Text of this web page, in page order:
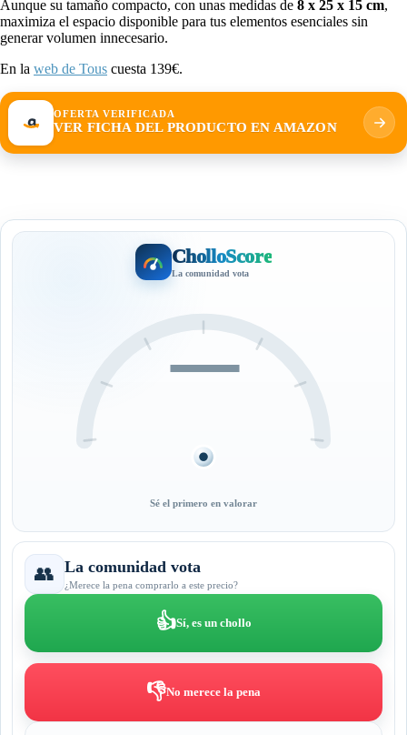
Aunque su tamaño compacto, con unas medidas de 8 x 25 x 15 cm,
maximiza el espacio disponible para tus elementos esenciales sin
generar volumen innecesario.
En la web de Tous cuesta 139€.
OFERTA VERIFICADA
VER FICHA DEL PRODUCTO EN AMAZON
CholloScore
La comunidad vota
—
Sé el primero en valorar
👥 La comunidad vota
¿Merece la pena comprarlo a este precio?
👍Sí, es un chollo
👎No merece la pena